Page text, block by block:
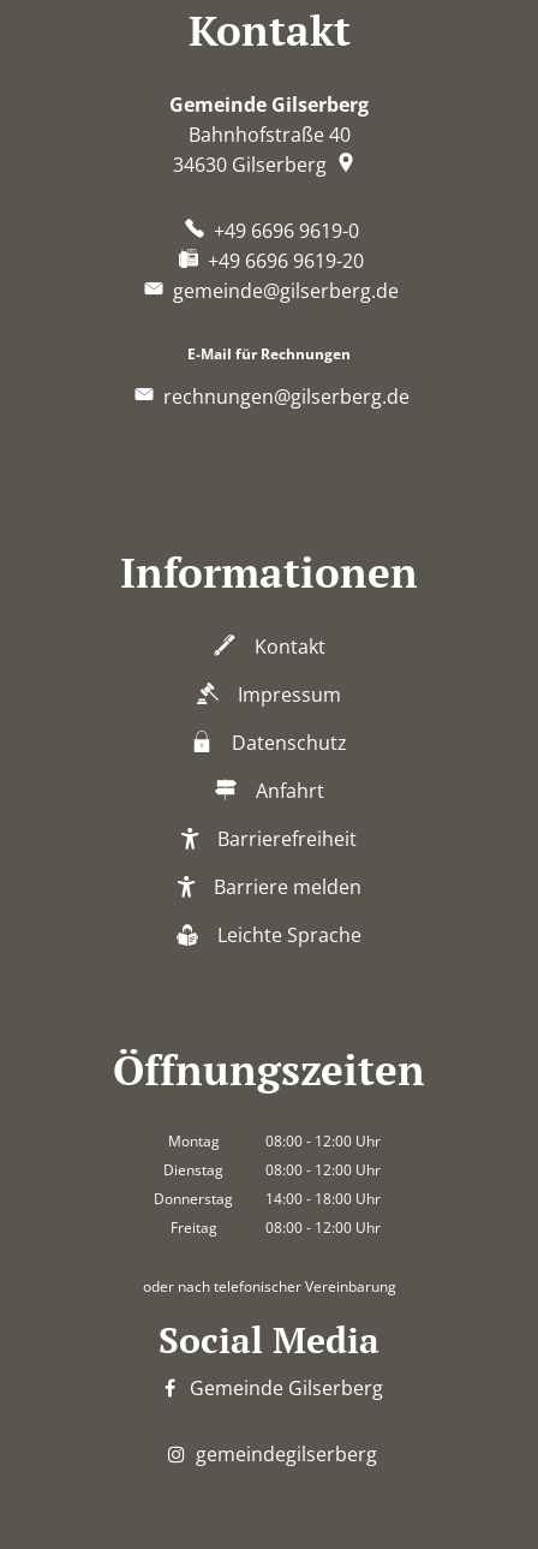
Kontakt
Gemeinde Gilserberg
Bahnhofstraße 40
34630 Gilserberg
+49 6696 9619-0
+49 6696 9619-20
gemeinde@gilserberg.de
E-Mail für Rechnungen
rechnungen@gilserberg.de
Informationen
Kontakt
Impressum
Datenschutz
Anfahrt
Barrierefreiheit
Barriere melden
Leichte Sprache
Öffnungszeiten
Montag 08:00- 12:00 Uhr
Von 08:00 bis 12:00 Uhr
Dienstag 08:00- 12:00 Uhr
Von 08:00 bis 12:00 Uhr
Donnerstag 14:00- 18:00 Uhr
Von 14:00 bis 18:00 Uhr
Freitag 08:00- 12:00 Uhr
oder nach telefonischer Vereinbarung
Social Media
Gemeinde Gilserberg
gemeindegilserberg